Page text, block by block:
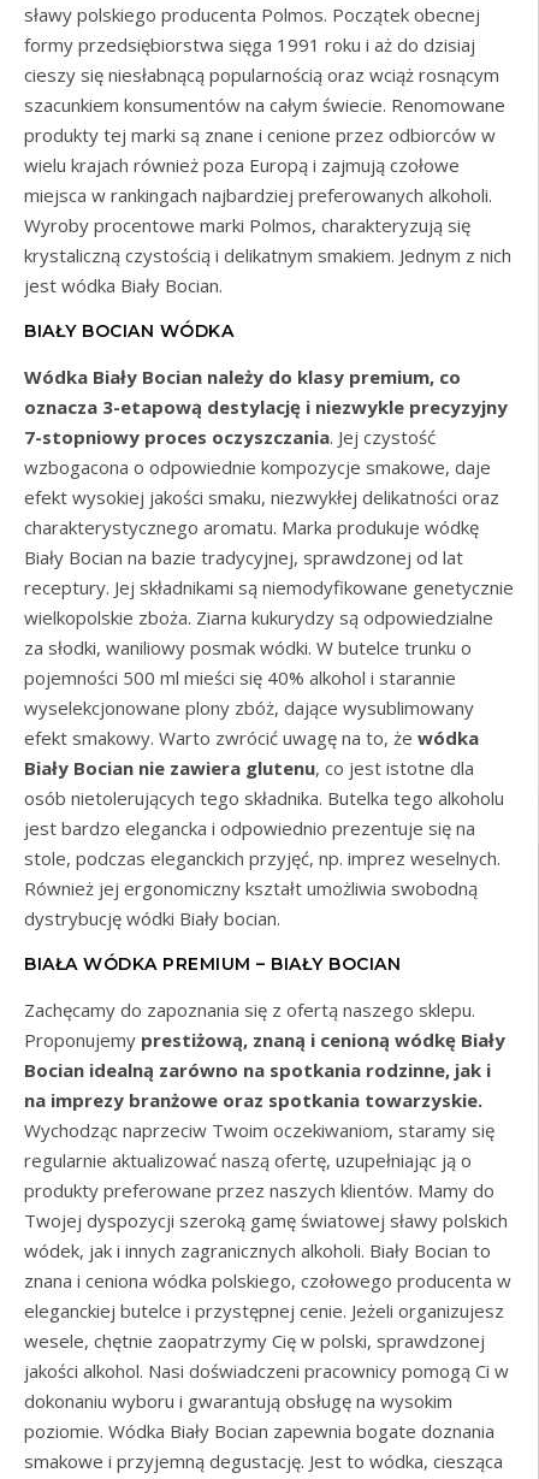
sławy polskiego producenta Polmos. Początek obecnej
formy przedsiębiorstwa sięga 1991 roku i aż do dzisiaj
cieszy się niesłabnącą popularnością oraz wciąż rosnącym
szacunkiem konsumentów na całym świecie. Renomowane
produkty tej marki są znane i cenione przez odbiorców w
wielu krajach również poza Europą i zajmują czołowe
miejsca w rankingach najbardziej preferowanych alkoholi.
Wyroby procentowe marki Polmos, charakteryzują się
krystaliczną czystością i delikatnym smakiem. Jednym z nich
jest wódka Biały Bocian.
BIAŁY BOCIAN WÓDKA
Wódka Biały Bocian należy do klasy premium, co
oznacza 3-etapową destylację i niezwykle precyzyjny
7-stopniowy proces oczyszczania. Jej czystość
wzbogacona o odpowiednie kompozycje smakowe, daje
efekt wysokiej jakości smaku, niezwykłej delikatności oraz
charakterystycznego aromatu. Marka produkuje wódkę
Biały Bocian na bazie tradycyjnej, sprawdzonej od lat
receptury. Jej składnikami są niemodyfikowane genetycznie
wielkopolskie zboża. Ziarna kukurydzy są odpowiedzialne
za słodki, waniliowy posmak wódki. W butelce trunku o
pojemności 500 ml mieści się 40% alkohol i starannie
wyselekcjonowane plony zbóż, dające wysublimowany
efekt smakowy. Warto zwrócić uwagę na to, że wódka
Biały Bocian nie zawiera glutenu, co jest istotne dla
osób nietolerujących tego składnika. Butelka tego alkoholu
jest bardzo elegancka i odpowiednio prezentuje się na
stole, podczas eleganckich przyjęć, np. imprez weselnych.
Również jej ergonomiczny kształt umożliwia swobodną
dystrybucję wódki Biały bocian.
BIAŁA WÓDKA PREMIUM – BIAŁY BOCIAN
Zachęcamy do zapoznania się z ofertą naszego sklepu.
Proponujemy prestiżową, znaną i cenioną wódkę Biały
Bocian idealną zarówno na spotkania rodzinne, jak i
na imprezy branżowe oraz spotkania towarzyskie.
Wychodząc naprzeciw Twoim oczekiwaniom, staramy się
regularnie aktualizować naszą ofertę, uzupełniając ją o
produkty preferowane przez naszych klientów. Mamy do
Twojej dyspozycji szeroką gamę światowej sławy polskich
wódek, jak i innych zagranicznych alkoholi. Biały Bocian to
znana i ceniona wódka polskiego, czołowego producenta w
eleganckiej butelce i przystępnej cenie. Jeżeli organizujesz
wesele, chętnie zaopatrzymy Cię w polski, sprawdzonej
jakości alkohol. Nasi doświadczeni pracownicy pomogą Ci w
dokonaniu wyboru i gwarantują obsługę na wysokim
poziomie. Wódka Biały Bocian zapewnia bogate doznania
smakowe i przyjemną degustację. Jest to wódka, ciesząca